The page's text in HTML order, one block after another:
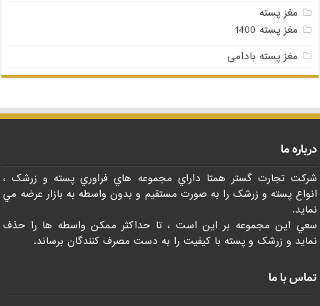
مغز پسته
مغز پسته 1400
مغز پسته بادامی
درباره ما
شرکت تجارت گستر همتا داراي مجموعه هاي فراوري پسته و زرشک ،
انواع پسته و زرشک را به صورت مستقيم و بدون واسطه به بازار عرضه مي
نمايد.
سعي اين مجموعه بر اين است ، تا حداکثر ممکن واسطه ها را حذف
نمايد و زرشک و پسته با کيفيت را به دست مصرف کنندگان برساند.
تماس با ما